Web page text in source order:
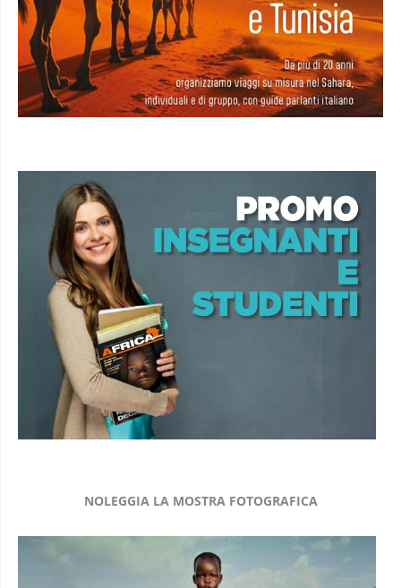
NOLEGGIA LA MOSTRA FOTOGRAFICA